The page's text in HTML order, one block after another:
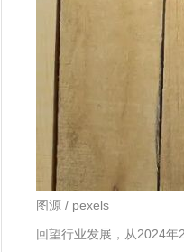
图源 / pexels
回望行业发展，从2024